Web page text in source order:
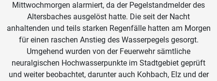
Mittwochmorgen alarmiert, da der Pegelstandmelder des
Altersbaches ausgelöst hatte. Die seit der Nacht
anhaltenden und teils starken Regenfälle hatten am Morgen
für einen raschen Anstieg des Wasserpegels gesorgt.
Umgehend wurden von der Feuerwehr sämtliche
neuralgischen Hochwasserpunkte im Stadtgebiet geprüft
und weiter beobachtet, darunter auch Kohbach, Elz und der